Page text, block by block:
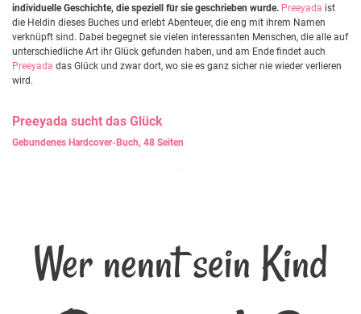
individuelle Geschichte, die speziell für sie geschrieben wurde. Preeyada ist
die Heldin dieses Buches und erlebt Abenteuer, die eng mit ihrem Namen
verknüpft sind. Dabei begegnet sie vielen interessanten Menschen, die alle auf
unterschiedliche Art ihr Glück gefunden haben, und am Ende findet auch
Preeyada das Glück und zwar dort, wo sie es ganz sicher nie wieder verlieren
wird.
Preeyada sucht das Glück
Gebundenes Hardcover-Buch, 48 Seiten
Wer nennt sein Kind